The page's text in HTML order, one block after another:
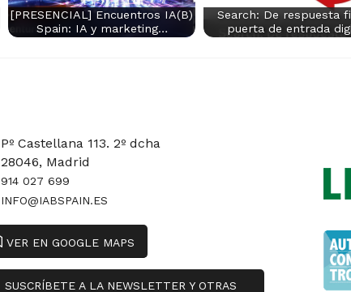
[PRESENCIAL] Encuentros IA(B)
Spain: IA y marketing…
Search: De respuesta
puerta de entrada
Pº Castellana 113. 2º dcha
28046, Madrid
914 027 699
INFO@IABSPAIN.ES
VER EN GOOGLE MAPS
SUSCRÍBETE A LA NEWSLETTER Y OTRAS